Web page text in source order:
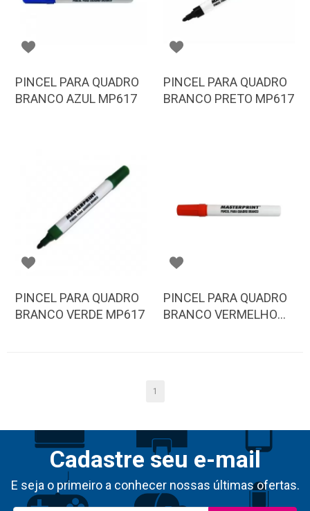
PINCEL PARA QUADRO
BRANCO AZUL MP617
PINCEL PARA QUADRO
BRANCO PRETO MP617
PINCEL PARA QUADRO
BRANCO VERDE MP617
PINCEL PARA QUADRO
BRANCO VERMELHO
1
Cadastre seu e-mail
E seja o primeiro a conhecer nossas últimas ofertas.